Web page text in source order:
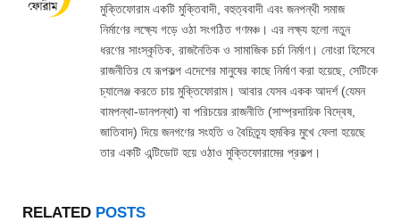
মুক্তিফোরাম একটি মুক্তিবাদী, বহুত্ববাদী এবং জনপন্থী সমাজ
নির্মাণের লক্ষ্যে গড়ে ওঠা সংগঠিত গণমঞ্চ। এর লক্ষ্য হলো নতুন
ধরণের সাংস্কৃতিক, রাজনৈতিক ও সামাজিক চর্চা নির্মাণ। নোংরা হিসেবে
রাজনীতির যে রূপকল্প এদেশের মানুষের কাছে নির্মাণ করা হয়েছে, সেটিকে
চ্যালেঞ্জ করতে চায় মুক্তিফোরাম। আবার যেসব একক আদর্শ (যেমন
বামপন্থা-ডানপন্থা) বা পরিচয়ের রাজনীতি (সাম্প্রদায়িক বিদ্বেষ,
জাতিবাদ) দিয়ে জনগণের সংহতি ও বৈচিত্র্য হুমকির মুখে ফেলা হয়েছে
তার একটি এন্টিডোট হয়ে ওঠাও মুক্তিফোরামের প্রকল্প।
RELATED POSTS